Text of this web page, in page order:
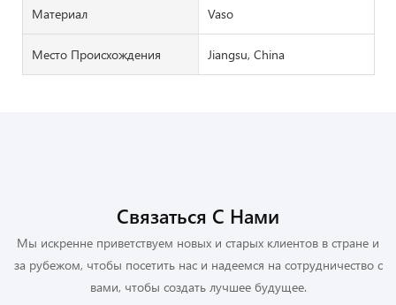
Материал Vaso
Место Происхождения Jiangsu, China
Связаться С Нами
Мы искренне приветствуем новых и старых клиентов в стране и
за рубежом, чтобы посетить нас и надеемся на сотрудничество с
вами, чтобы создать лучшее будущее.